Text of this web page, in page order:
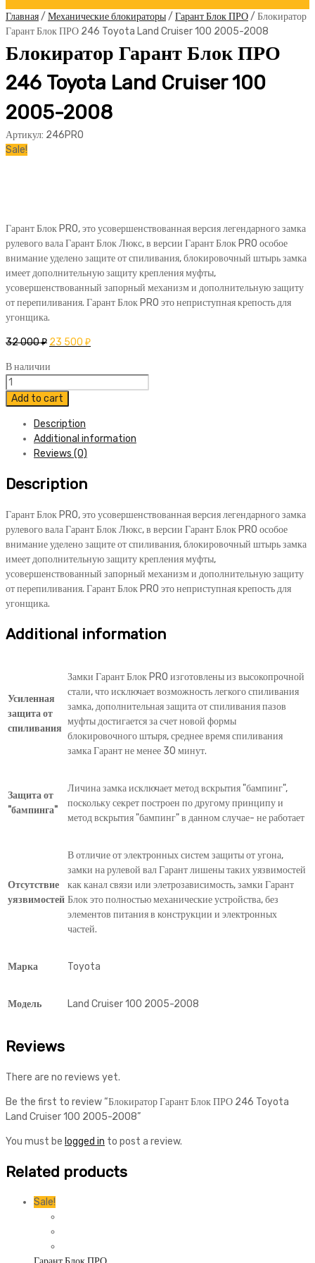
Главная/ Механические блокираторы/ Гарант Блок ПРО/ Блокиратор
Гарант Блок ПРО 246 Toyota Land Cruiser 100 2005-2008
Блокиратор Гарант Блок ПРО
246 Toyota Land Cruiser 100
2005-2008
Артикул: 246PRO
Sale!
Гарант Блок PRO, это усовершенствованная версия легендарного замка
рулевого вала Гарант Блок Люкс, в версии Гарант Блок PRO особое
внимание уделено защите от спиливания, блокировочный штырь замка
имеет дополнительную защиту крепления муфты,
усовершенствованный запорный механизм и дополнительную защиту
от перепиливания. Гарант Блок PRO это неприступная крепость для
угонщика.
32 000₽ 23 500 ₽
В наличии
Блокиратор
Гарант
Блок
ПРО
246
Toyota
Cruiser
2005-
2008
quantity
Add to cart
Description
Additional information
Reviews (0)
Description
Гарант Блок PRO, это усовершенствованная версия легендарного замка
рулевого вала Гарант Блок Люкс, в версии Гарант Блок PRO особое
внимание уделено защите от спиливания, блокировочный штырь замка
имеет дополнительную защиту крепления муфты,
усовершенствованный запорный механизм и дополнительную защиту
от перепиливания. Гарант Блок PRO это неприступная крепость для
угонщика.
Additional information
Усиленная
защита от
спиливания
Замки Гарант Блок PRO изготовлены из высокопрочной
стали, что исключает возможность легкого спиливания
замка, дополнительная защита от спиливания пазов
муфты достигается за счет новой формы
блокировочного штыря, среднее время спиливания
замка Гарант не менее 30 минут.
Защита от
"бампинга"
Личина замка исключает метод вскрытия "бампинг",
поскольку секрет построен по другому принципу и
метод вскрытия "бампинг" в данном случае- не работает
Отсутствие
уязвимостей
В отличие от электронных систем защиты от угона,
замки на рулевой вал Гарант лишены таких уязвимостей
как канал связи или элетрозависимость, замки Гарант
Блок это полностью механические устройства, без
элементов питания в конструкции и электронных
частей.
Марка Toyota
Модель Land Cruiser 100 2005-2008
Reviews
There are no reviews yet.
Be the first to review “Блокиратор Гарант Блок ПРО 246 Toyota
Land Cruiser 100 2005-2008”
You must be logged in to post a review.
Related products
Sale!